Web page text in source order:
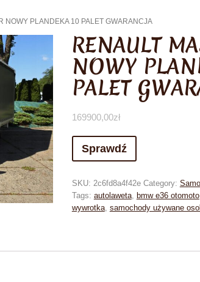
NOWY PLANDEKA 10 PALET GWARANCJA
RENAULT
NOWY
PALET
169900,00zł
Sprawdź
SKU: 2c6fd8a4f42e Category:
Tags: autolaweta, bmw e36 otomoto,
wywrotka, samochody używane